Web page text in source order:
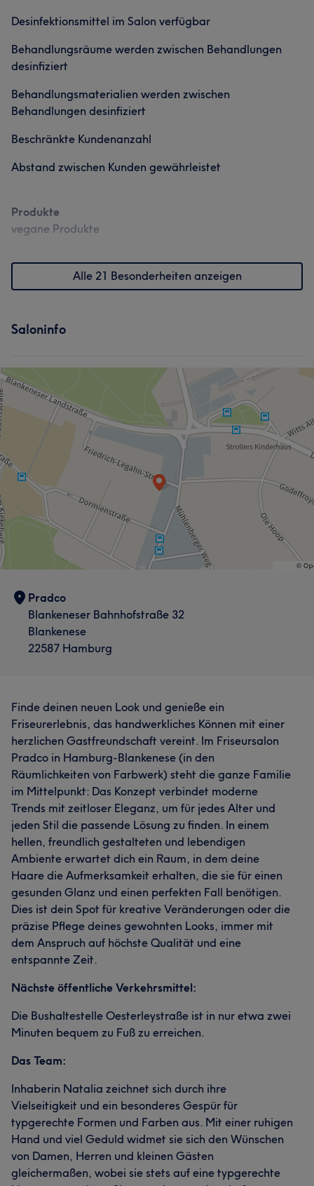
Desinfektionsmittel im Salon verfügbar
Behandlungsräume werden zwischen Behandlungen
desinfiziert
Behandlungsmaterialien werden zwischen
Behandlungen desinfiziert
Beschränkte Kundenanzahl
Abstand zwischen Kunden gewährleistet
Produkte
vegane Produkte
Alle 21 Besonderheiten anzeigen
Saloninfo
Pradco
Blankeneser Bahnhofstraße 32
Blankenese
22587 Hamburg
Finde deinen neuen Look und genieße ein
Friseurerlebnis, das handwerkliches Können mit einer
herzlichen Gastfreundschaft vereint. Im Friseursalon
Pradco in Hamburg-Blankenese (in den
Räumlichkeiten von Farbwerk) steht die ganze Familie
im Mittelpunkt: Das Konzept verbindet moderne
Trends mit zeitloser Eleganz, um für jedes Alter und
jeden Stil die passende Lösung zu finden. In einem
hellen, freundlich gestalteten und lebendigen
Ambiente erwartet dich ein Raum, in dem deine
Haare die Aufmerksamkeit erhalten, die sie für einen
gesunden Glanz und einen perfekten Fall benötigen.
Dies ist dein Spot für kreative Veränderungen oder die
präzise Pflege deines gewohnten Looks, immer mit
dem Anspruch auf höchste Qualität und eine
entspannte Zeit.
Nächste öffentliche Verkehrsmittel:
Die Bushaltestelle Oesterleystraße ist in nur etwa zwei
Minuten bequem zu Fuß zu erreichen.
Das Team:
Inhaberin Natalia zeichnet sich durch ihre
Vielseitigkeit und ein besonderes Gespür für
typgerechte Formen und Farben aus. Mit einer ruhigen
Hand und viel Geduld widmet sie sich den Wünschen
von Damen, Herren und kleinen Gästen
gleichermaßen, wobei sie stets auf eine typgerechte